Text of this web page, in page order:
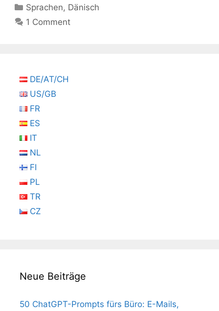
Kategorien
Sprachen, Dänisch
1 Comment
DE/AT/CH
US/GB
FR
ES
IT
NL
FI
PL
TR
CZ
Neue Beiträge
50 ChatGPT-Prompts fürs Büro: E-Mails,